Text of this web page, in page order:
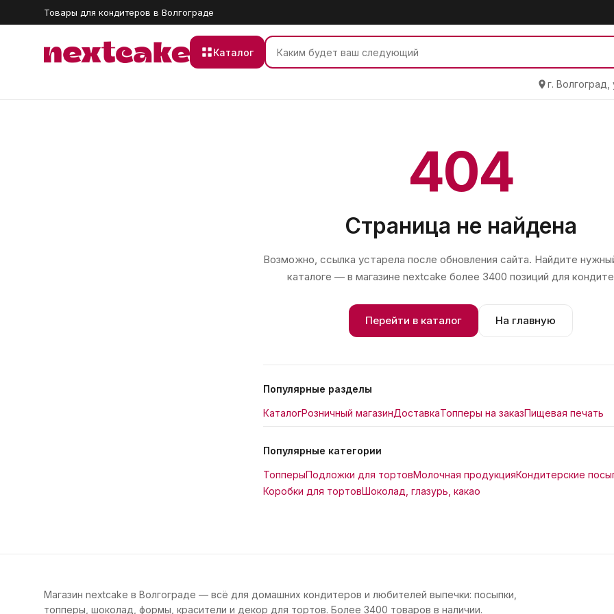
Товары для кондитеров в Волгограде
Каталог
г.
404
Страница не найдена
Возможно, ссылка устарела после обновления сайта. Найдите
каталоге — в магазине nextcake более 3400 позиций для
Перейти в каталог На главную
Популярные разделы
КаталогРозничный магазинДоставкаТопперы на заказПищевая печать
Популярные категории
ТопперыПодложки для тортовМолочная продукцияКондитерские
Коробки для тортовШоколад, глазурь, какао
Магазин nextcake в Волгограде — всё для домашних кондитеров и любителей выпечки: посыпки,
топперы, шоколад, формы, красители и декор для тортов. Более 3400 товаров в наличии.